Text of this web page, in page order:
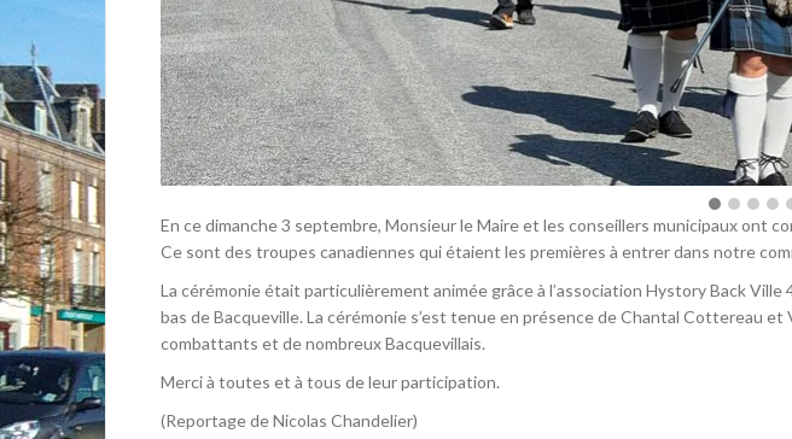
En ce dimanche 3 septembre, Monsieur le Maire et les conseillers municipaux ont
Ce sont des troupes canadiennes qui étaient les premières à entrer dans notre
La cérémonie était particulièrement animée grâce à l’association Hystory Back
bas de Bacqueville. La cérémonie s’est tenue en présence de Chantal Cottereau
combattants et de nombreux Bacquevillais.
Merci à toutes et à tous de leur participation.
(Reportage de Nicolas Chandelier)